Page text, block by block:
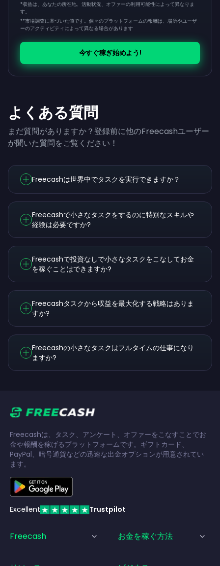
*収益は、あなたの所在地、活動状況、オファーの利用可能性によって異なりま
す。
**市場調査に基づいた値です。個々のプラットフォームの報酬は、場所やユーザ
ーのアクティビティによって異なる場合があります
今すぐ稼ぎ始めよう!
よくある質問
まだ質問がありますか？登録前に他のFreecashユーザー
が聞いた質問をご覧ください！
Freecashは世界中でタスクを実行できますか？
Freecashで小さなタスクをするのに特別なスキルや
経験は必要ですか?
Freecashで投資なしで小さなタスクをこなしてお金
を稼ぐことはできますか?
Freecashタスクから収益を最大化する戦略はありま
すか?
Freecashの小さなタスクはフルタイムの仕事になり
ますか?
Freecashは、タスク、アンケート、オファーをこなすことでお
金や報酬を稼げるプラットフォームです。ギフトカード、
PayPal、暗号通貨などの迅速な出金オプションが用意されてい
ます。
Excellent Trustpilot
Freecash お金を稼ぐ方法